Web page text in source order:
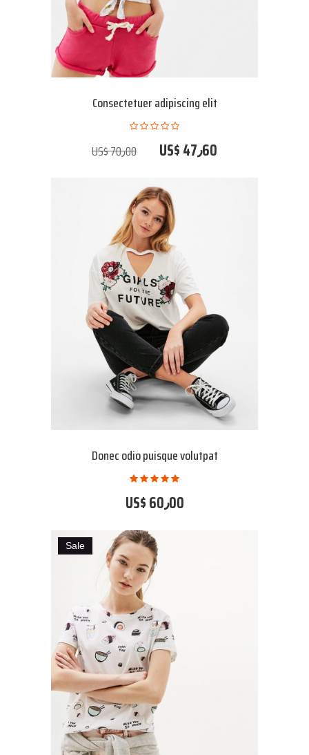
Consectetuer adipiscing elit
US$ 47٫60 US$ 70٫00
Donec odio puisque volutpat
US$ 60٫00
Sale